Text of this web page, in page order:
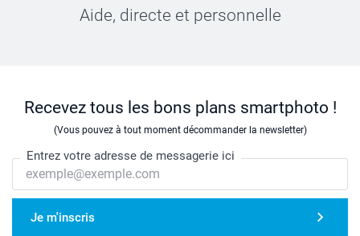
Aide, directe et personnelle
Recevez tous les bons plans smartphoto !
(Vous pouvez à tout moment décommander la newsletter)
Entrez votre adresse de messagerie ici
Je m'inscris